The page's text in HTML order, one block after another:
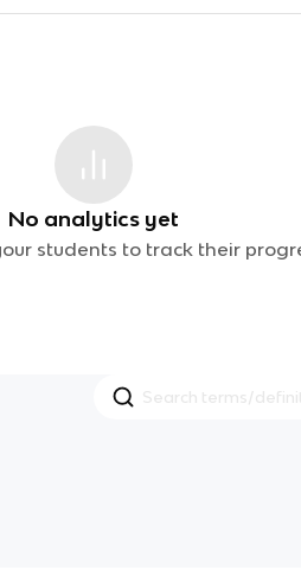
No analytics yet
students to track their